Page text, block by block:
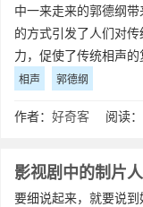
中一来走来的郭德纲
的方式引发了人们对
力，促使了传统相声
相声 郭德纲
作者： 好奇客 阅读
要细说起来，就要说